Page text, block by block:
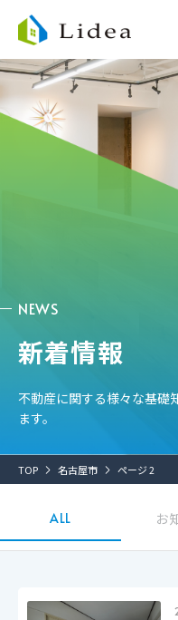
NEWS
新着情報
不動産に関する様々な基礎
ます。
TOP 名古屋市 ページ 2
ALL お